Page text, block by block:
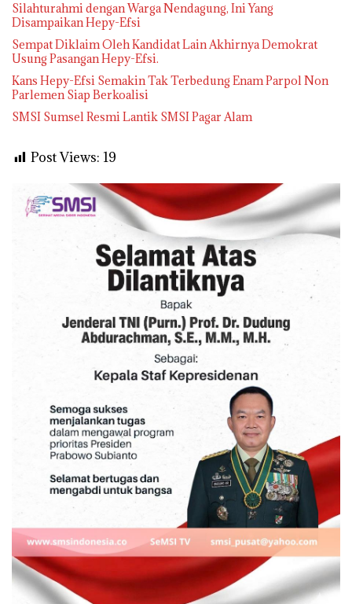
Silahturahmi dengan Warga Nendagung, Ini Yang
Disampaikan Hepy-Efsi
Sempat Diklaim Oleh Kandidat Lain Akhirnya Demokrat
Usung Pasangan Hepy-Efsi.
Kans Hepy-Efsi Semakin Tak Terbedung Enam Parpol Non
Parlemen Siap Berkoalisi
SMSI Sumsel Resmi Lantik SMSI Pagar Alam
Post Views: 19